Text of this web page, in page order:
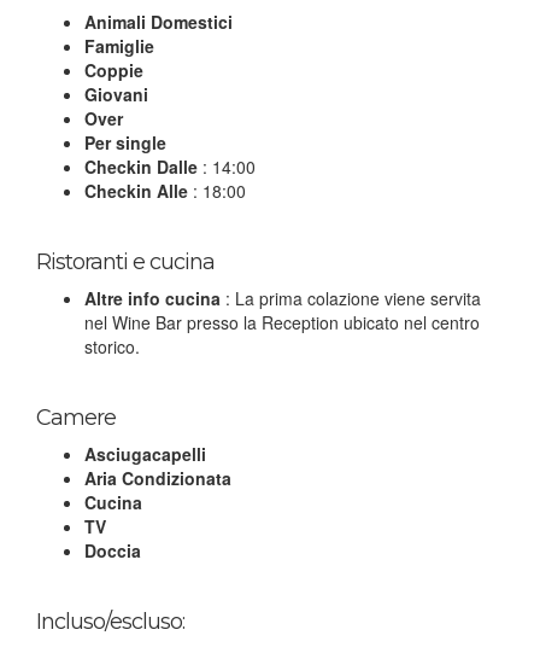
Animali Domestici
Famiglie
Coppie
Giovani
Over
Per single
Checkin Dalle : 14:00
Checkin Alle : 18:00
Ristoranti e cucina
Altre info cucina : La prima colazione viene servita
nel Wine Bar presso la Reception ubicato nel centro
storico.
Camere
Asciugacapelli
Aria Condizionata
Cucina
TV
Doccia
Incluso/escluso: